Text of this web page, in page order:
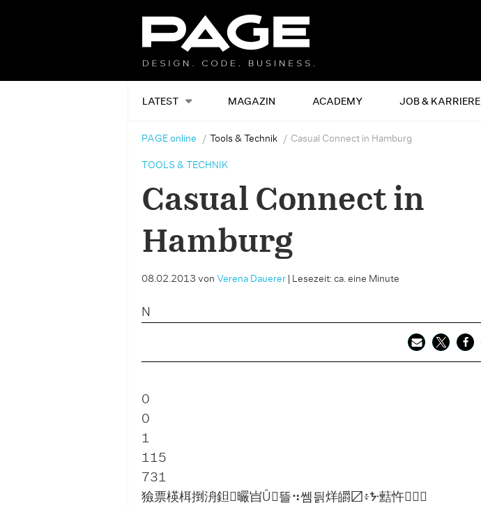
LATEST MAGAZIN ACADEMY JOB & KARRIERE
PAGE online Tools & Technik Casual Connect in Hamburg
TOOLS & TECHNIK
Casual Connect in
Hamburg
08.02.2013 von Verena Dauerer| Lesezeit: ca. eine Minute
N
0
0
1
115
731
獫票楧栮捯洀鉭曮㞱Û뜰⠲쎔딁烊皭〼፥ᙼ䕸忤઱